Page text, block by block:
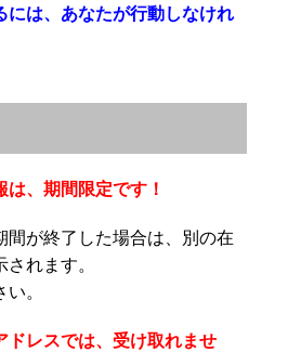
には、あなたが行動しなけれ
は、期間限定です！
間が終了した場合は、別の在
れます。
。
ドレスでは、受け取れませ